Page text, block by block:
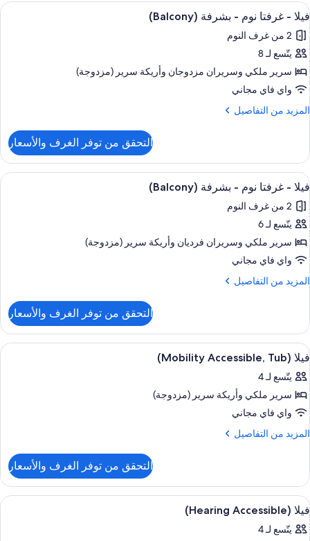
غرفتا
بشرفة
استعراض
جميع
صور
فيلا
-
غرفتا
نوم
(Balcony)
6
فيلا - غرفتا نوم - بشرفة (Balcony)
2 من غرف النوم
يتّسع لـ 8
سرير ملكي‫‬ وسريران مزدوجان‫‬ وأريكة سرير (مزدوجة)
واي فاي مجاني
المزيد من التفاصيل
المزيد
فيلا
غرفتا
بشرفة
التحقق من توفر الغرف والأسعار
استعراض
جميع
صور
فيلا
-
غرفتا
نوم
(Balcony)
7
فيلا - غرفتا نوم - بشرفة (Balcony)
2 من غرف النوم
يتّسع لـ 6
سرير ملكي‫‬ وسريران فرديان‫‬ وأريكة سرير (مزدوجة)
واي فاي مجاني
المزيد من التفاصيل
المزيد
فيلا
غرفتا
-
بشرفة
التحقق من توفر الغرف والأسعار
استعراض
جميع
صور
فيلا
(Mobility
Accessible,
أغطية فراش متميزة وخزنة داخل
3
فيلا (Mobility Accessible, Tub)
يتّسع لـ 4
سرير ملكي‫‬ وأريكة سرير (مزدوجة)
واي فاي مجاني
المزيد من التفاصيل
المزيد
فيلا
(Mobility
Accessible,
التحقق من توفر الغرف والأسعار
استعراض
جميع
صور
3
فيلا (Hearing Accessible)
يتّسع لـ 4